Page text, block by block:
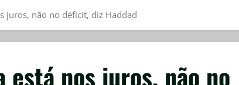
juros, não no déficit, diz Haddad
nos juros, não no